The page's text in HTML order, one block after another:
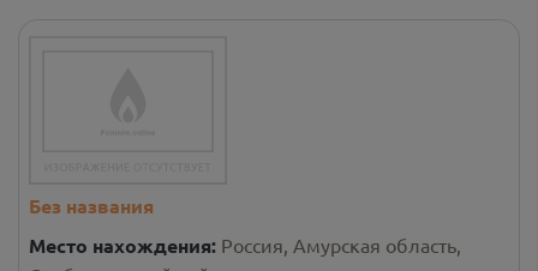
Без названия
Место нахождения: Россия, Амурская область,